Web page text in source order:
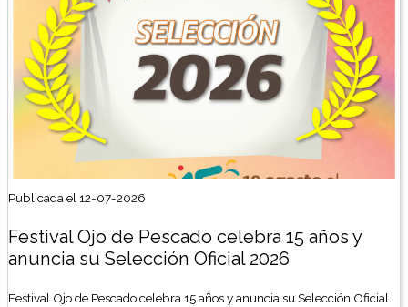
Publicada el 12-07-2026
Festival Ojo de Pescado celebra 15 años y
anuncia su Selección Oficial 2026
Festival Ojo de Pescado celebra 15 años y anuncia su Selección Oficial